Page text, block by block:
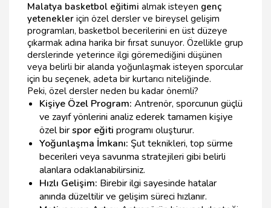
Malatya basketbol eğitimi almak isteyen genç
yetenekler için özel dersler ve bireysel gelişim
programları, basketbol becerilerini en üst düzeye
çıkarmak adına harika bir fırsat sunuyor. Özellikle grup
derslerinde yeterince ilgi göremediğini düşünen
veya belirli bir alanda yoğunlaşmak isteyen sporcular
için bu seçenek, adeta bir kurtarıcı niteliğinde.
Peki, özel dersler neden bu kadar önemli?
Kişiye Özel Program: Antrenör, sporcunun güçlü
ve zayıf yönlerini analiz ederek tamamen kişiye
özel birspor eğiti programı oluşturur.
Yoğunlaşma İmkanı: Şut teknikleri, top sürme
becerileri veya savunma stratejileri gibi belirli
alanlara odaklanabilirsiniz.
Hızlı Gelişim: Birebir ilgi sayesinde hatalar
anında düzeltilir ve gelişim süreci hızlanır.